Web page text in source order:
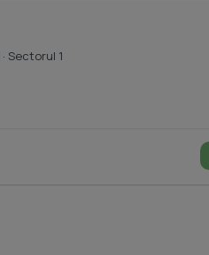
· Sectorul 1